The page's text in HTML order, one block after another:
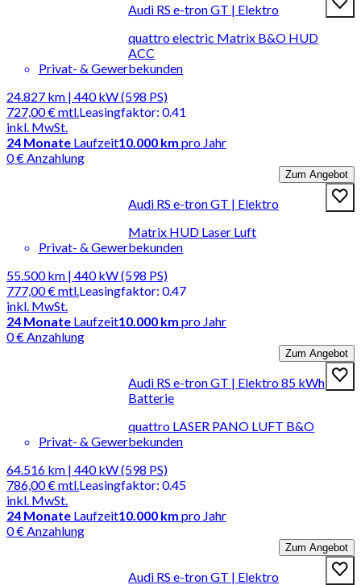
Audi RS e-tron GT | Elektro
quattro electric Matrix B&O HUD
ACC
Privat- & Gewerbekunden
24.827 km | 440 kW (598 PS)
727,00 €mtl.
inkl. MwSt.
Leasingfaktor: 0.41
24 Monate Laufzeit10.000 km pro Jahr
0 € Anzahlung
Zum Angebot
Audi RS e-tron GT | Elektro
Matrix HUD Laser Luft
Privat- & Gewerbekunden
55.500 km | 440 kW (598 PS)
777,00 €mtl.
inkl. MwSt.
Leasingfaktor: 0.47
24 Monate Laufzeit10.000 km pro Jahr
0 € Anzahlung
Zum Angebot
Audi RS e-tron GT | Elektro 85 kWh
Batterie
quattro LASER PANO LUFT B&O
Privat- & Gewerbekunden
64.516 km | 440 kW (598 PS)
786,00 €mtl.
inkl. MwSt.
Leasingfaktor: 0.45
24 Monate Laufzeit10.000 km pro Jahr
0 € Anzahlung
Zum Angebot
Audi RS e-tron GT | Elektro